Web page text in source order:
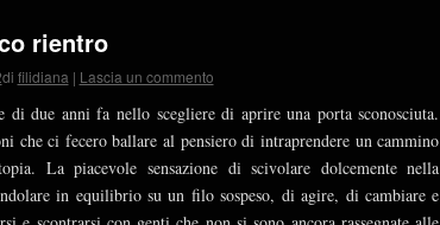
rientro
di filidiana | Lascia un commento
di due anni fa nello scegliere di aprire una porta sconosciuta.
che ci fecero ballare al pensiero di intraprendere un cammino
La piacevole sensazione di scivolare dolcemente nella
in equilibrio su un filo sospeso, di agire, di cambiare e